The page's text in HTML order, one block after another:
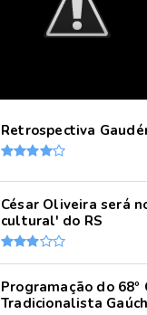
Retrospectiva
César Oliveira será
cultural' do RS
Programação do 68º
Tradicionalista